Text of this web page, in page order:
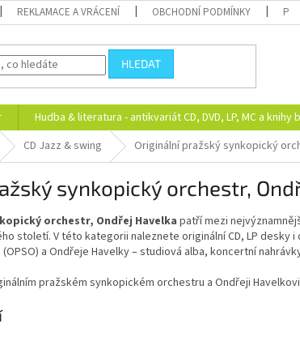
REKLAMACE A VRÁCENÍ OBCHODNÍ PODMÍNKY
HLEDAT
Hudba & literatura - antikvariát CD, DVD, LP, MC a knihy
CD Jazz & swing Originální pražský synkopický
synkopický orchestr,
orchestr, Ondřej Havelkapatří mezi
století. V této kategorii naleznete originální CD, LP desky
a Ondřeje Havelky – studiová alba, koncertní
pražském synkopickém orchestru a Ondřeji